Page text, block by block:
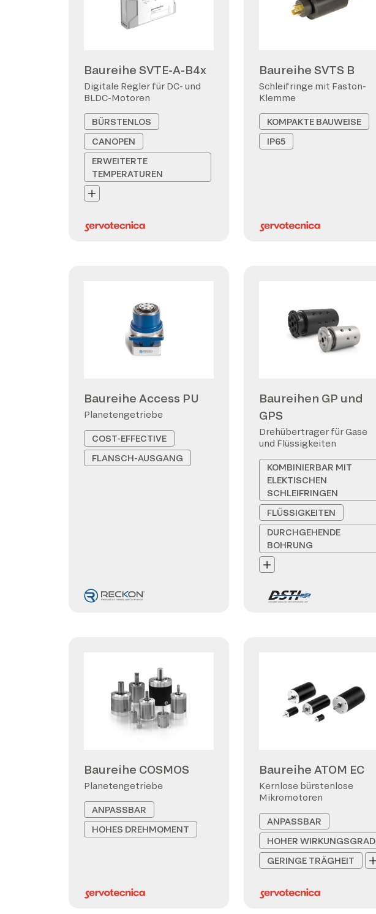
Baureihe SVTE-A-B4x
Digitale Regler für DC- und
BLDC-Motoren
BÜRSTENLOS
CANOPEN
ERWEITERTE
TEMPERATUREN
Baureihe SVTS B
Schleifringe mit Faston-
Klemme
KOMPAKTE BAUWEISE
IP65
Baureihe Access PU
Planetengetriebe
COST-EFFECTIVE
FLANSCH-AUSGANG
Baureihen GP und
GPS
Drehübertrager für Gase
und Flüssigkeiten
KOMBINIERBAR MIT
ELEKTISCHEN
SCHLEIFRINGEN
FLÜSSIGKEITEN
DURCHGEHENDE
BOHRUNG
Baureihe COSMOS
Planetengetriebe
ANPASSBAR
HOHES DREHMOMENT
Baureihe ATOM EC
Kernlose bürstenlose
Mikromotoren
ANPASSBAR
HOHER WIRKUNGSGRAD
GERINGE TRÄGHEIT